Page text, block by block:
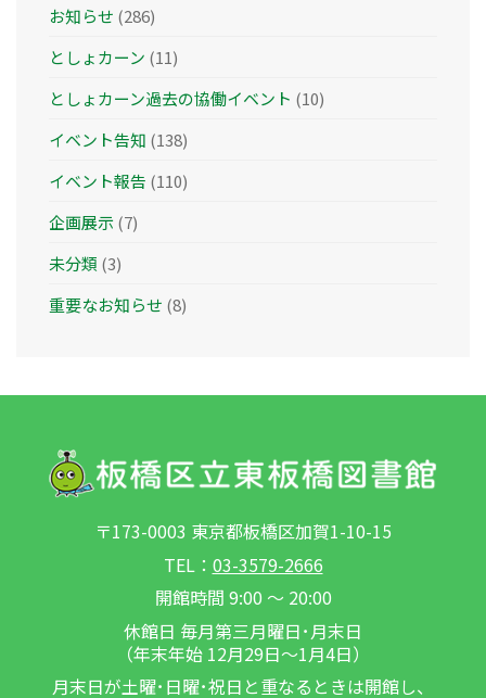
お知らせ (286)
としょカーン (11)
としょカーン過去の協働イベント (10)
イベント告知 (138)
イベント報告 (110)
企画展示(7)
未分類 (3)
重要なお知らせ (8)
〒173-0003 東京都板橋区加賀1-10-15
TEL： 03-3579-2666
開館時間 9:00 ～ 20:00
休館日 毎月第三月曜日･月末日
（年末年始 12月29日～1月4日）
月末日が土曜･日曜･祝日と重なるときは開館し、